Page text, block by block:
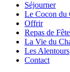
Séjourner
Le Cocon du
Offrir
Repas de
La Vie du
Les Alentours
Contact